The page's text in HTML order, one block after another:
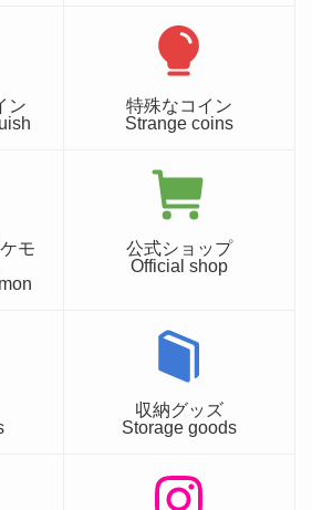
ン
特殊なコイン
Strange coins
モ
公式ショップ
Official shop
収納グッズ
Storage goods